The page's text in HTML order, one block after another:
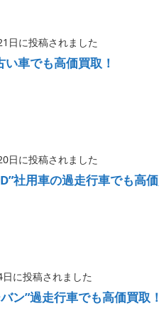
日に投稿されました
車でも高価買取！
日に投稿されました
社用車の過走行車でも高価
に投稿されました
ン”過走行車でも高価買取！